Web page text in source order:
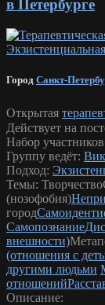
в Петербурге
Город Санкт-
Открытая
Действует на
Набор
Группу ведёт:
Подход:
Темы: Творчество
(нозофобия)
город
Самопознание
внешности)
(отношения с
другими людьми
отношений
Описание: